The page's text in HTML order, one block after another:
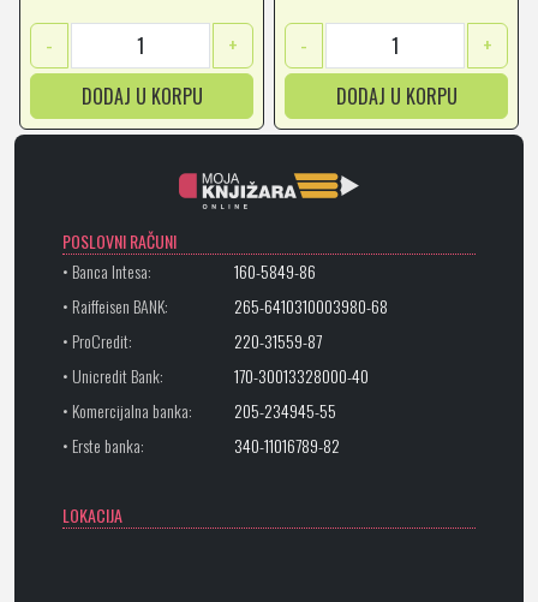
-
+
DODAJ U KORPU
-
+
DODAJ U KORPU
POSLOVNI RAČUNI
• Banca Intesa:
160-5849-86
• Raiffeisen BANK:
265-6410310003980-68
• ProCredit:
220-31559-87
• Unicredit Bank:
170-30013328000-40
• Komercijalna banka:
205-234945-55
• Erste banka:
340-11016789-82
LOKACIJA